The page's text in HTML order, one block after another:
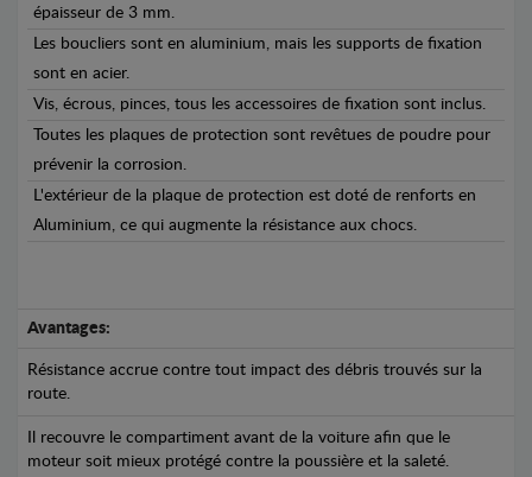
épaisseur de 3 mm.
Les boucliers sont en aluminium, mais les supports de fixation
sont en acier.
Vis, écrous, pinces, tous les accessoires de fixation sont inclus.
Toutes les plaques de protection sont revêtues de poudre pour
prévenir la corrosion.
L'extérieur de la plaque de protection est doté de renforts en
Aluminium, ce qui augmente la résistance aux chocs.
Avantages:
Résistance accrue contre tout impact des débris trouvés sur la
route.
Il recouvre le compartiment avant de la voiture afin que le
moteur soit mieux protégé contre la poussière et la saleté.